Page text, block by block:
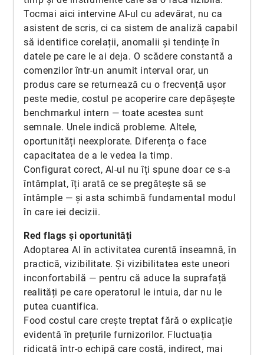
Tocmai aici intervine AI-ul cu adevărat, nu ca
asistent de scris, ci ca sistem de analiză capabil
să identifice corelații, anomalii și tendințe în
datele pe care le ai deja. O scădere constantă a
comenzilor într-un anumit interval orar, un
produs care se returnează cu o frecvență ușor
peste medie, costul pe acoperire care depășește
benchmarkul intern — toate acestea sunt
semnale. Unele indică probleme. Altele,
oportunități neexplorate. Diferența o face
capacitatea de a le vedea la timp.
Configurat corect, AI-ul nu îți spune doar ce s-a
întâmplat, îți arată ce se pregătește să se
întâmple — și asta schimbă fundamental modul
în care iei decizii.
Red flags și oportunități
Adoptarea AI în activitatea curentă înseamnă, în
practică, vizibilitate. Și vizibilitatea este uneori
inconfortabilă — pentru că aduce la suprafață
realități pe care operatorul le intuia, dar nu le
putea cuantifica.
Food costul care crește treptat fără o explicație
evidentă în prețurile furnizorilor. Fluctuația
ridicată într-o echipă care costă, indirect, mai